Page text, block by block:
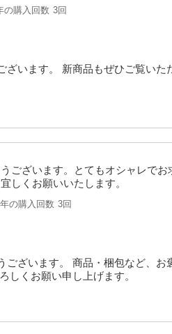
の購入回数 3回
ざいます。 新商品もぜひご覧いた
ございます。とてもオシャレで
しくお願いいたします。
の購入回数 3回
ございます。 商品・梱包など、お
しくお願い申し上げます。